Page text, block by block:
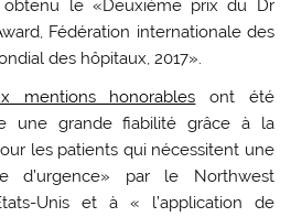
obtenu le «Deuxième prix du Dr
Fédération internationale des
des hôpitaux, 2017».
mentions honorables ont été
une grande fiabilité grâce à la
les patients qui nécessitent une
d’urgence» par le Northwest
Unis et à « l’application de